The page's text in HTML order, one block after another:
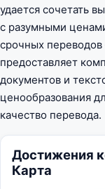
удается сочетать
с разумными
срочных
предоставляет
документов и
ценообразования
качество перевода.
Достижения
Карта